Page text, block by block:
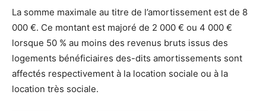
La somme maximale au titre de l’amortissement est de 8
000 €. Ce montant est majoré de 2 000 € ou 4 000 €
lorsque 50 % au moins des revenus bruts issus des
logements bénéficiaires des-dits amortissements sont
affectés respectivement à la location sociale ou à la
location très sociale.